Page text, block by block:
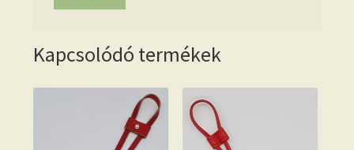
Kapcsolódó termékek